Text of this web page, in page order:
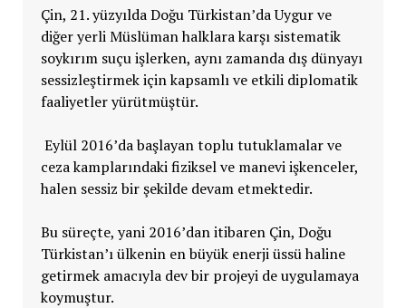
Çin, 21. yüzyılda Doğu Türkistan’da Uygur ve
diğer yerli Müslüman halklara karşı sistematik
soykırım suçu işlerken, aynı zamanda dış dünyayı
sessizleştirmek için kapsamlı ve etkili diplomatik
faaliyetler yürütmüştür.
Eylül 2016’da başlayan toplu tutuklamalar ve
ceza kamplarındaki fiziksel ve manevi işkenceler,
halen sessiz bir şekilde devam etmektedir.
Bu süreçte, yani 2016’dan itibaren Çin, Doğu
Türkistan’ı ülkenin en büyük enerji üssü haline
getirmek amacıyla dev bir projeyi de uygulamaya
koymuştur.